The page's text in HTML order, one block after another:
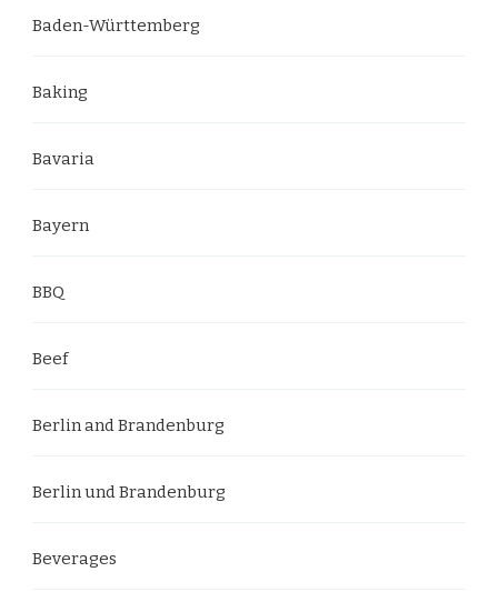
Baden-Württemberg
Baking
Bavaria
Bayern
BBQ
Beef
Berlin and Brandenburg
Berlin und Brandenburg
Beverages